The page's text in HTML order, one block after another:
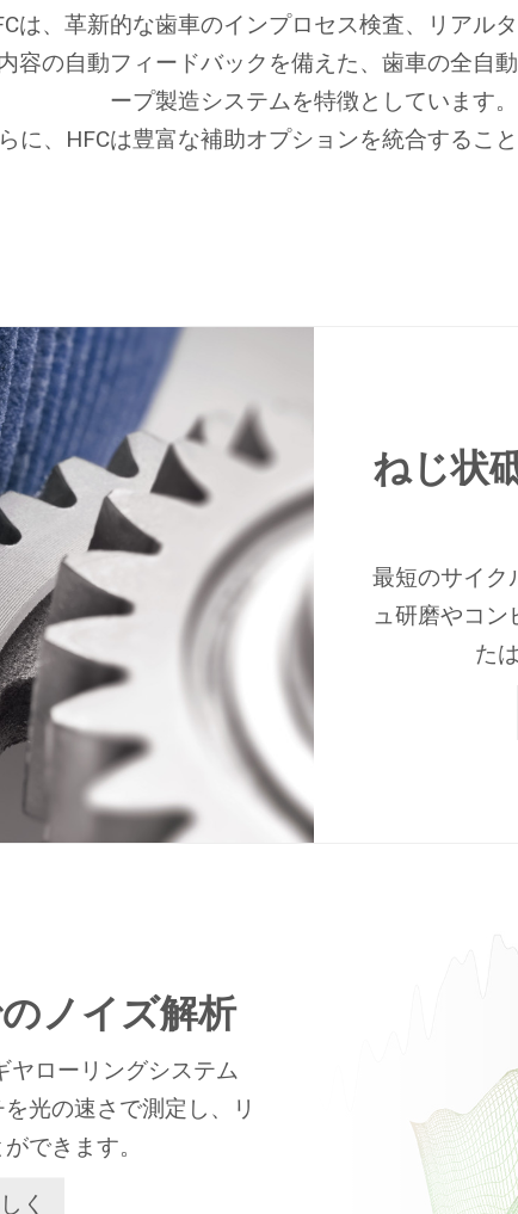
は、革新的な歯車のインプロセス検査、リアル
容の自動フィードバックを備えた、歯車の全自
ープ製造システムを特徴としています。
に、HFCは豊富な補助オプションを統合すること
ねじ状
最短のサイク
ュ研磨やコン
た
ノイズ解析
ヤローリングシステム
光の速さで測定し、リ
できます。
く